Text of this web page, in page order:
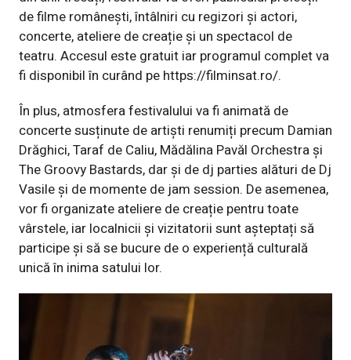
de filme românești, întâlniri cu regizori și actori,
concerte, ateliere de creație și un spectacol de
teatru. Accesul este gratuit iar programul complet va
fi disponibil în curând pe https://filminsat.ro/.
În plus, atmosfera festivalului va fi animată de
concerte susținute de artiști renumiți precum Damian
Drăghici, Taraf de Caliu, Mădălina Pavăl Orchestra și
The Groovy Bastards, dar și de dj parties alături de Dj
Vasile și de momente de jam session. De asemenea,
vor fi organizate ateliere de creație pentru toate
vârstele, iar localnicii și vizitatorii sunt așteptați să
participe și să se bucure de o experiență culturală
unică în inima satului lor.